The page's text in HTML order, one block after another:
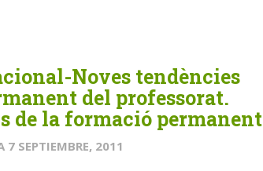
Noves tendències
del professorat.
de la formació permanent
7 SEPTIEMBRE, 2011